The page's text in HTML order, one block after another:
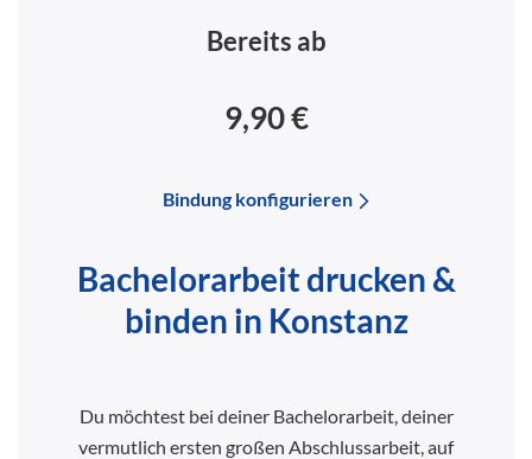
Bereits ab
9,90 €
Bindung konfigurieren
Bachelorarbeit drucken &
binden in Konstanz
Du möchtest bei deiner Bachelorarbeit, deiner
vermutlich ersten großen Abschlussarbeit, auf